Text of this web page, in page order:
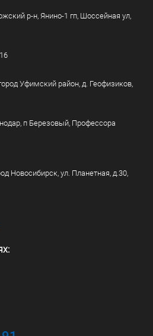
р-н, Янино-1 гп, Шоссейная ул,
Уфимский район, д. Геофизиков,
п Березовый, Профессора
Новосибирск, ул. Планетная, д.30,